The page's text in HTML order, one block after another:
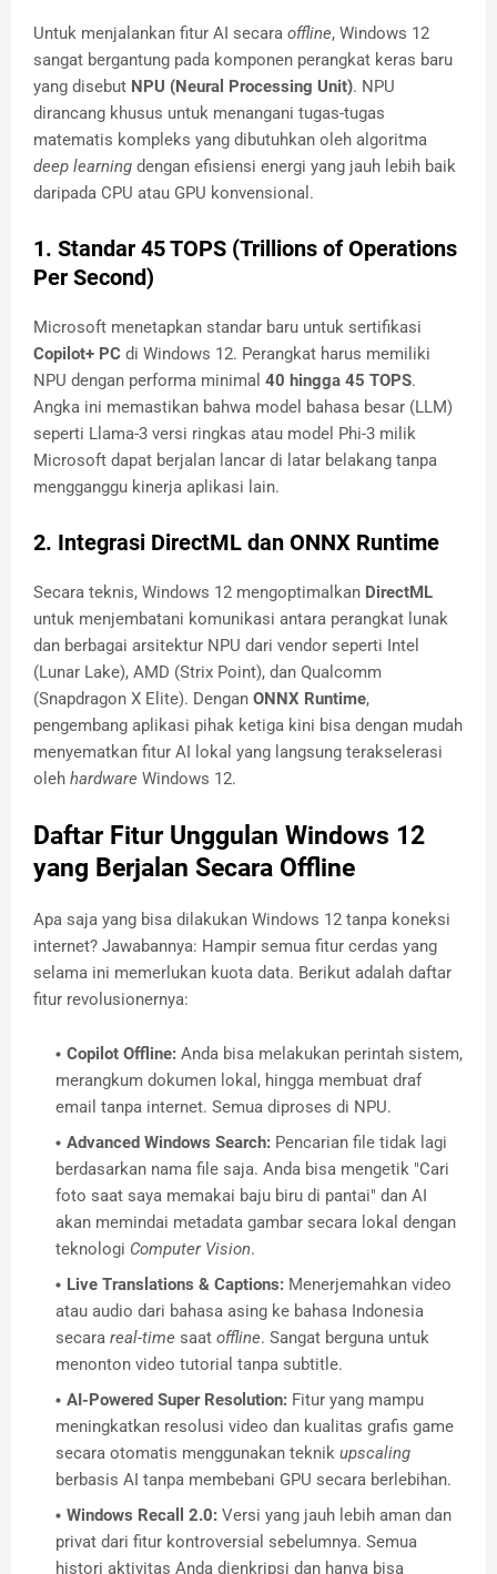
Untuk menjalankan fitur AI secara offline, Windows 12
sangat bergantung pada komponen perangkat keras baru
yang disebut NPU (Neural Processing Unit). NPU
dirancang khusus untuk menangani tugas-tugas
matematis kompleks yang dibutuhkan oleh algoritma
deep learning dengan efisiensi energi yang jauh lebih baik
daripada CPU atau GPU konvensional.
1. Standar 45 TOPS (Trillions of Operations
Per Second)
Microsoft menetapkan standar baru untuk sertifikasi
Copilot+ PC di Windows 12. Perangkat harus memiliki
NPU dengan performa minimal 40 hingga 45 TOPS.
Angka ini memastikan bahwa model bahasa besar (LLM)
seperti Llama-3 versi ringkas atau model Phi-3 milik
Microsoft dapat berjalan lancar di latar belakang tanpa
mengganggu kinerja aplikasi lain.
2. Integrasi DirectML dan ONNX Runtime
Secara teknis, Windows 12 mengoptimalkan DirectML
untuk menjembatani komunikasi antara perangkat lunak
dan berbagai arsitektur NPU dari vendor seperti Intel
(Lunar Lake), AMD (Strix Point), dan Qualcomm
(Snapdragon X Elite). Dengan ONNX Runtime,
pengembang aplikasi pihak ketiga kini bisa dengan mudah
menyematkan fitur AI lokal yang langsung terakselerasi
oleh hardware Windows 12.
Daftar Fitur Unggulan Windows 12
yang Berjalan Secara Offline
Apa saja yang bisa dilakukan Windows 12 tanpa koneksi
internet? Jawabannya: Hampir semua fitur cerdas yang
selama ini memerlukan kuota data. Berikut adalah daftar
fitur revolusionernya:
Copilot Offline: Anda bisa melakukan perintah sistem,
merangkum dokumen lokal, hingga membuat draf
email tanpa internet. Semua diproses di NPU.
Advanced Windows Search: Pencarian file tidak lagi
berdasarkan nama file saja. Anda bisa mengetik "Cari
foto saat saya memakai baju biru di pantai" dan AI
akan memindai metadata gambar secara lokal dengan
teknologi Computer Vision.
Live Translations & Captions: Menerjemahkan video
atau audio dari bahasa asing ke bahasa Indonesia
secara real-time saat offline. Sangat berguna untuk
menonton video tutorial tanpa subtitle.
AI-Powered Super Resolution: Fitur yang mampu
meningkatkan resolusi video dan kualitas grafis game
secara otomatis menggunakan teknik upscaling
berbasis AI tanpa membebani GPU secara berlebihan.
Windows Recall 2.0: Versi yang jauh lebih aman dan
privat dari fitur kontroversial sebelumnya. Semua
histori aktivitas Anda dienkripsi dan hanya bisa